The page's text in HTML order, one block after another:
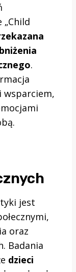
.
wsparciem,
jest
oraz
Badania
dzieci